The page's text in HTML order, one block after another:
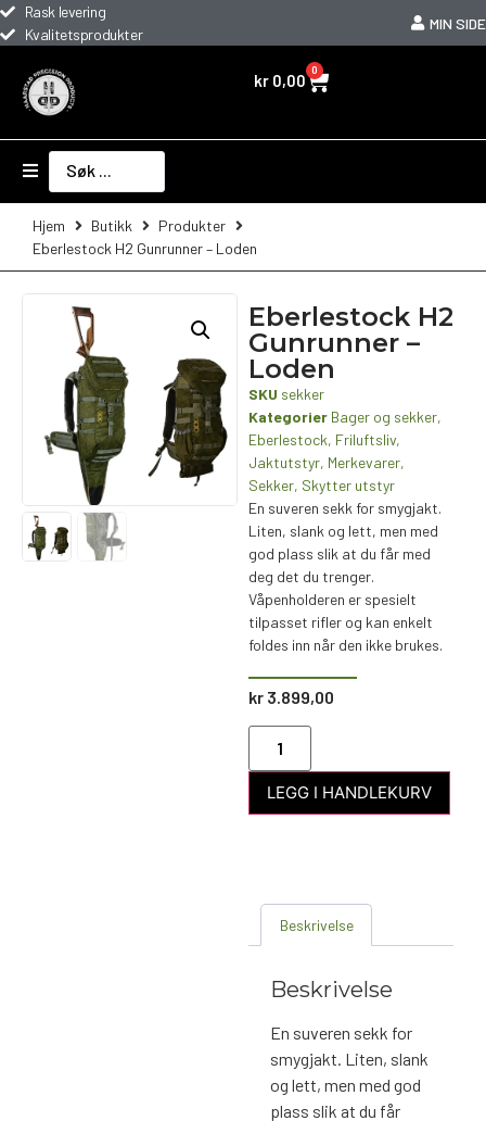
Rask levering
Kvalitetsprodukter
MIN SIDE
kr 0,00
0
Hjem Butikk
Produkter
Eberlestock H2 Gunrunner – Loden
Eberlestock H2
Gunrunner –
Loden
SKU sekker
Kategorier Bager og sekker,
Eberlestock, Friluftsliv,
Jaktutstyr, Merkevarer,
Sekker, Skytter utstyr
En suveren sekk for smygjakt.
Liten, slank og lett, men med
god plass slik at du får med
deg det du trenger.
Våpenholderen er spesielt
tilpasset rifler og kan enkelt
foldes inn når den ikke brukes.
kr3.899,00
LEGG I HANDLEKURV
Beskrivelse
Beskrivelse
En suveren sekk for
smygjakt. Liten, slank
og lett, men med god
plass slik at du får